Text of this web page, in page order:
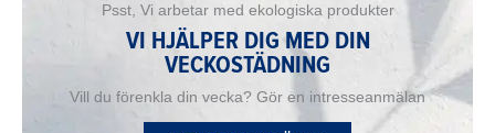
Psst, Vi arbetar med ekologiska produkter
VI HJÄLPER DIG MED DIN
VECKOSTÄDNING
Vill du förenkla din vecka? Gör en intresseanmälan